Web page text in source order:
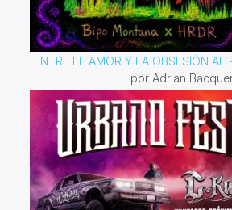
ENTRE EL AMOR Y LA OBSESIÓN AL
por Adrian